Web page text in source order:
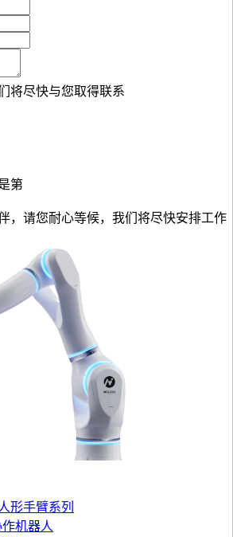
将尽快与您取得联系
第
，请您耐心等候，我们将尽快安排工作
形手臂系列
机器人